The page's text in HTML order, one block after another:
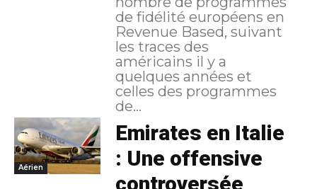
de fidélité européens en
Revenue Based, suivant
les traces des
américains il y a
quelques années et
celles des programmes
de...
Aérien
Emirates en Italie
: Une offensive
controversée